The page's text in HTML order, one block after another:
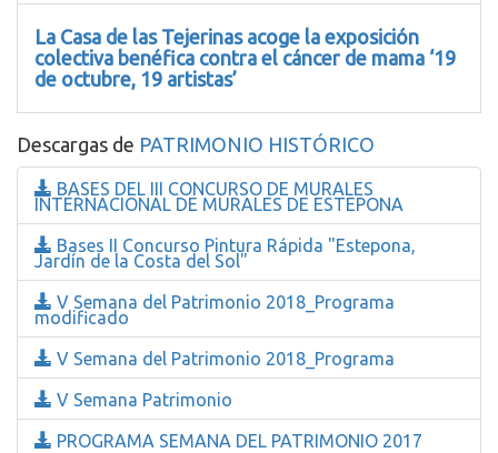
La Casa de las Tejerinas acoge la exposición
colectiva benéfica contra el cáncer de mama ‘19
de octubre, 19 artistas’
Descargas de PATRIMONIO HISTÓRICO
BASES DEL III CONCURSO DE MURALES
INTERNACIONAL DE MURALES DE ESTEPONA
Bases II Concurso Pintura Rápida "Estepona,
Jardín de la Costa del Sol"
V Semana del Patrimonio 2018_Programa
modificado
V Semana del Patrimonio 2018_Programa
V Semana Patrimonio
PROGRAMA SEMANA DEL PATRIMONIO 2017